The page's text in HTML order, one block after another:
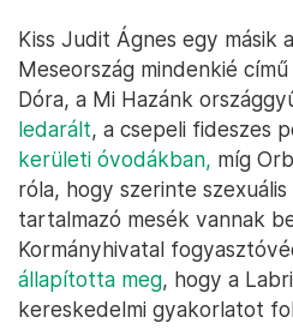
Kiss Judit Ágnes egy másik
Meseország mindenkié
Dóra, a Mi Hazánk
ledarált, a csepeli fideszes
kerületi óvodákban, míg
róla, hogy szerinte
tartalmazó mesék vannak
Kormányhivatal
állapította meg, hogy a
kereskedelmi gyakorlatot